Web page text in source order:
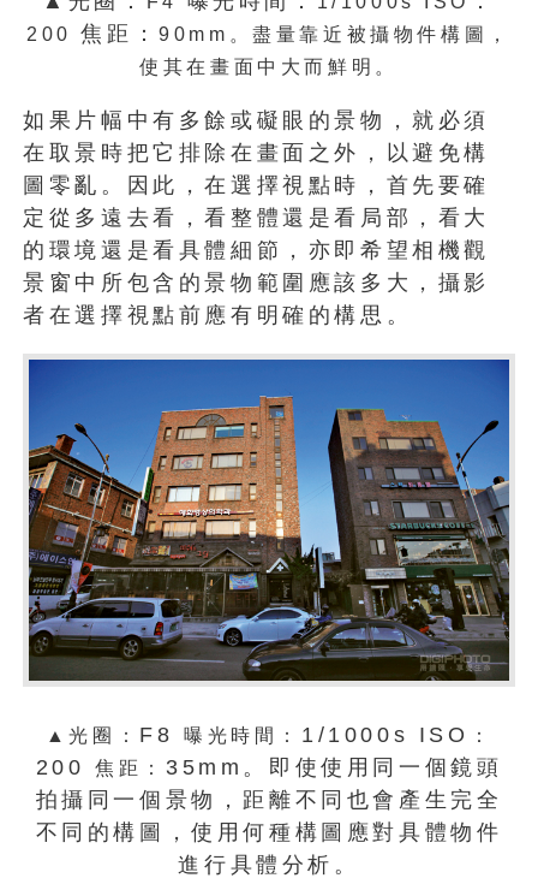
200焦距：90mm。盡量靠近被攝物件構圖，
使其在畫面中大而鮮明。
如果片幅中有多餘或礙眼的景物，就必須
在取景時把它排除在畫面之外，以避免構
圖零亂。因此，在選擇視點時，首先要確
定從多遠去看，看整體還是看局部，看大
的環境還是看具體細節，亦即希望相機觀
景窗中所包含的景物範圍應該多大，攝影
者在選擇視點前應有明確的構思。
▲光圈： F8 曝光時間： 1/1000s ISO ：
200焦距： 35mm。即使使用同一個鏡頭
拍攝同一個景物，距離不同也會產生完全
不同的構圖，使用何種構圖應對具體物件
進行具體分析。